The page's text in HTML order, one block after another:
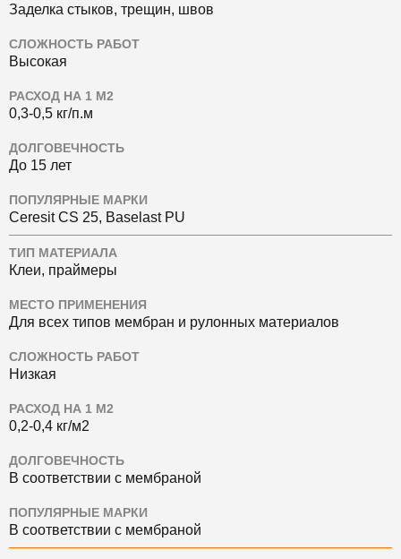
Заделка стыков, трещин, швов
СЛОЖНОСТЬ РАБОТ
Высокая
РАСХОД НА 1 М2
0,3-0,5 кг/п.м
ДОЛГОВЕЧНОСТЬ
До 15 лет
ПОПУЛЯРНЫЕ МАРКИ
Ceresit CS 25, Baselast PU
ТИП МАТЕРИАЛА
Клеи, праймеры
МЕСТО ПРИМЕНЕНИЯ
Для всех типов мембран и рулонных материалов
СЛОЖНОСТЬ РАБОТ
Низкая
РАСХОД НА 1 М2
0,2-0,4 кг/м2
ДОЛГОВЕЧНОСТЬ
В соответствии с мембраной
ПОПУЛЯРНЫЕ МАРКИ
В соответствии с мембраной